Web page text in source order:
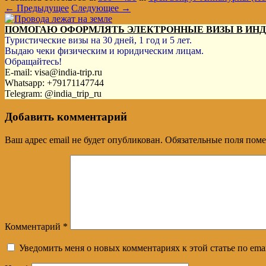
← Предыдущее Следующее →
ПОМОГАЮ ОФОРМЛЯТЬ ЭЛЕКТРОННЫЕ ВИЗЫ В
Туристические визы на 30 дней, 1 год и 5 лет.
Выдаю чеки физическим и юридическим лицам.
Обращайтесь!
E-mail: visa@india-trip.ru
Whatsapp: +79171147744
Telegram: @india_trip_ru
Добавить комментарий
Ваш адрес email не будет опубликован. Обязательные поля
Комментарий *
Уведомить меня о новых комментариях к этой статье по